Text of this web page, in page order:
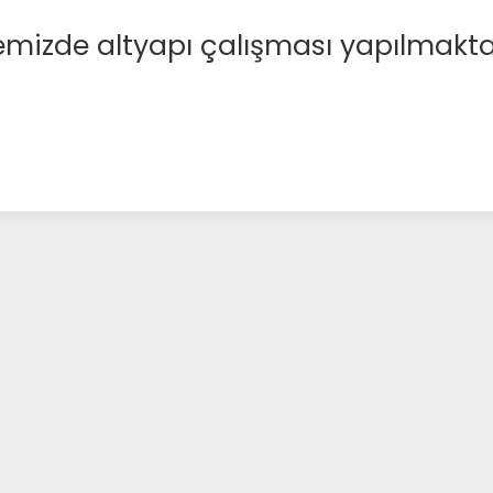
altyapı çalışması